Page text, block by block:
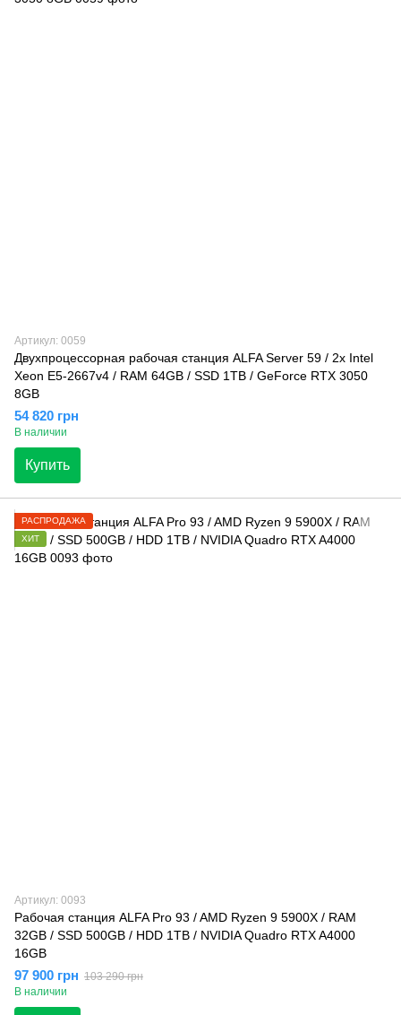
Артикул: 0059
Двухпроцессорная рабочая станция ALFA Server 59 / 2x Intel
Xeon E5-2667v4 / RAM 64GB / SSD 1TB / GeForce RTX 3050
8GB
54 820 грн
В наличии
Купить
РАСПРОДАЖА
ХИТ
Артикул: 0093
Рабочая станция ALFA Pro 93 / AMD Ryzen 9 5900X / RAM
32GB / SSD 500GB / HDD 1TB / NVIDIA Quadro RTX A4000
16GB
97 900 грн 103 290 грн
В наличии